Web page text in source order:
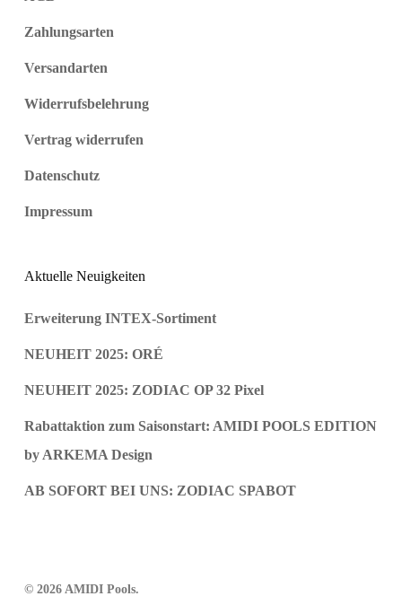
Zahlungsarten
Versandarten
Widerrufsbelehrung
Vertrag widerrufen
Datenschutz
Impressum
Aktuelle Neuigkeiten
Erweiterung INTEX-Sortiment
NEUHEIT 2025: ORÉ
NEUHEIT 2025: ZODIAC OP 32 Pixel
Rabattaktion zum Saisonstart: AMIDI POOLS EDITION
by ARKEMA Design
AB SOFORT BEI UNS: ZODIAC SPABOT
© 2026 AMIDI Pools.